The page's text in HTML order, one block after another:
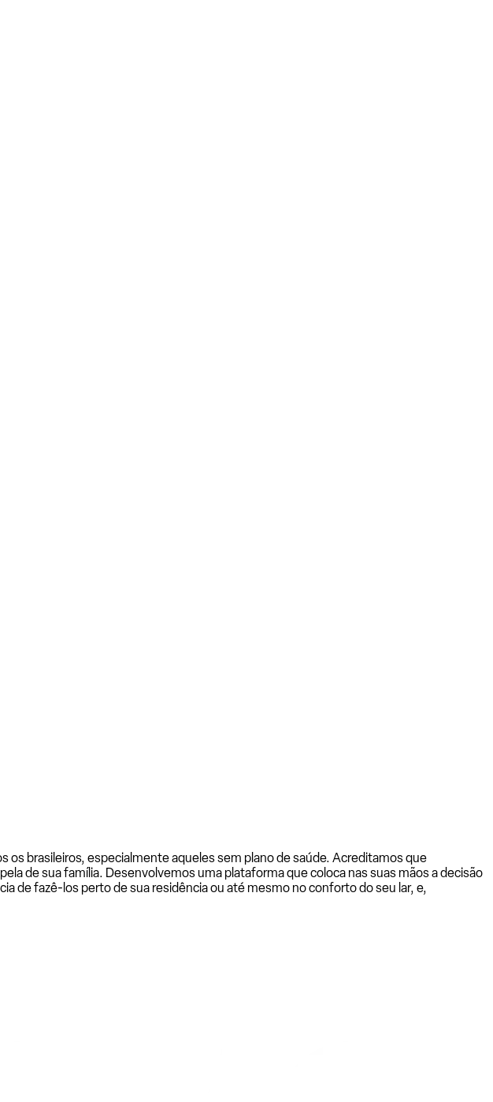
os brasileiros, especialmente aqueles sem plano de saúde. Acreditamos que
de sua família. Desenvolvemos uma plataforma que coloca nas suas mãos a decisão
de fazê-los perto de sua residência ou até mesmo no conforto do seu lar, e,